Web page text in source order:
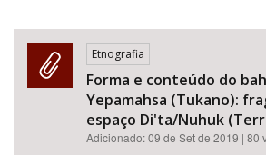
Etnografia
Forma e conteúdo do
Yepamahsa (Tukano):
espaço Di'ta/Nuhuk
Adicionado:09 de Set de 2019 | 80